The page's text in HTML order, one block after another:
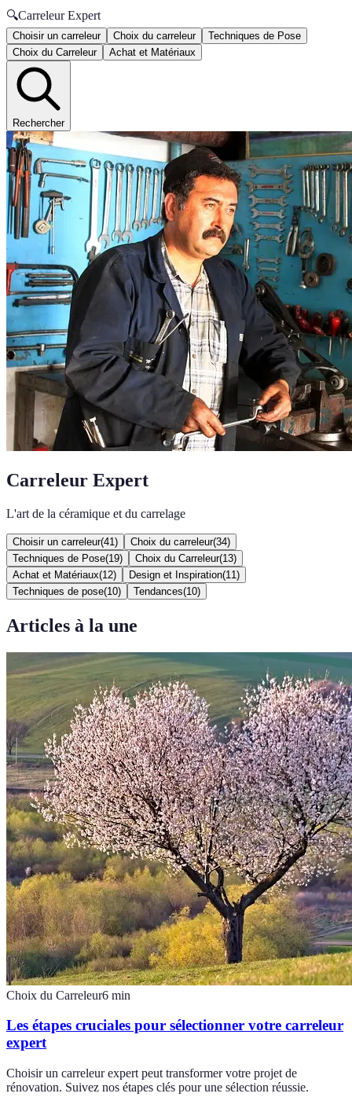
🔍Carreleur Expert
Choisir un carreleur Choix du carreleur
Techniques de Pose
Choix du Carreleur
Achat et Matériaux
Rechercher
Carreleur Expert
L'art de la céramique et du carrelage
Choisir un carreleur(41 ) Choix du carreleur(34)
Techniques de Pose(19) Choix du Carreleur(13)
Achat et Matériaux(12) Design et Inspiration(11 )
Techniques de pose(10) Tendances(10)
Articles à la une
Choix du Carreleur6 min
Les étapes cruciales pour sélectionner votre carreleur
expert
Choisir un carreleur expert peut transformer votre projet de
rénovation. Suivez nos étapes clés pour une sélection réussie.